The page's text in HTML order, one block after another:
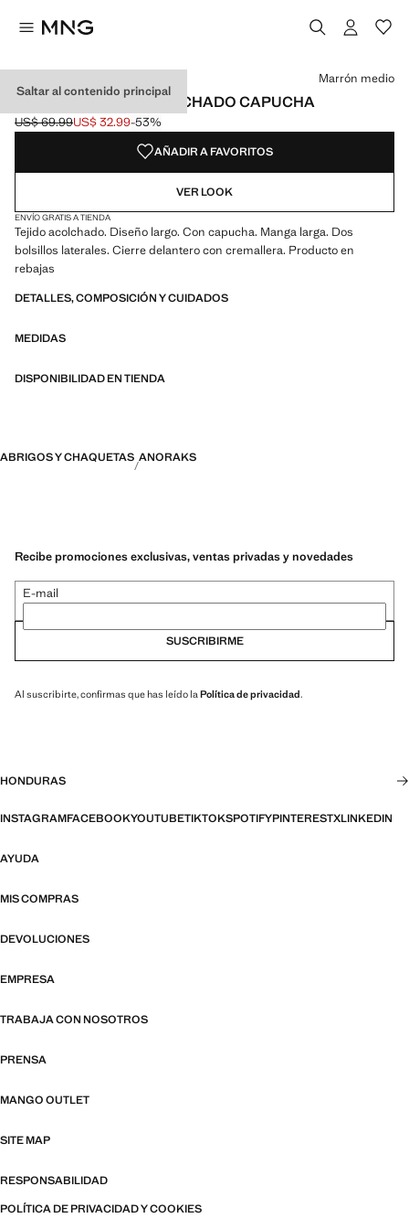
Saltar al contenido principal
ANORAK LARGO ACOLCHADO CAPUCHA
Precio inicial tachado [US$ 69.99 ]
US$ 69.99
Precio actual [US$ 32.99 ]
US$ 32.99-53%
Selecciona un color
Marrón medio
AÑADIR A FAVORITOS
VER LOOK
ENVÍO GRATIS A TIENDA
Tejido acolchado. Diseño largo. Con capucha. Manga larga. Dos
bolsillos laterales. Cierre delantero con cremallera. Producto en
rebajas
DETALLES, COMPOSICIÓN Y CUIDADOS
MEDIDAS
DISPONIBILIDAD EN TIENDA
ABRIGOS Y CHAQUETAS ANORAKS
Recibe promociones exclusivas, ventas privadas y novedades
E-mail
SUSCRIBIRME
Al suscribirte, confirmas que has leído la Política de privacidad.
HONDURAS
INSTAGRAMFACEBOOKYOUTUBETIKTOKSPOTIFYPINTERESTXLINKEDIN
AYUDA
MIS COMPRAS
DEVOLUCIONES
EMPRESA
TRABAJA CON NOSOTROS
PRENSA
MANGO OUTLET
SITE MAP
RESPONSABILIDAD
POLÍTICA DE PRIVACIDAD Y COOKIES